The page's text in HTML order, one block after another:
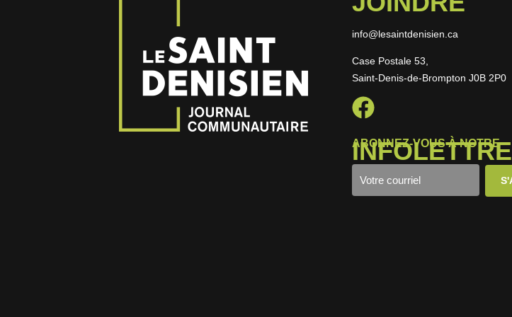
info@lesaintdenisien.ca
Case Postale 53,
Saint-Denis-de-Brompton J0B 2P0
ABONNEZ-VOUS À NOTRE
INFOLETTRE